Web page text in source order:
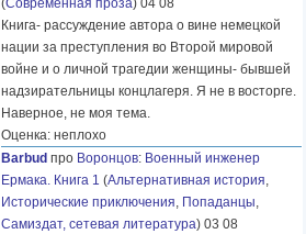
(Современная проза) 04 08
Книга- рассуждение автора о вине немецкой
нации за преступления во Второй мировой
войне и о личной трагедии женщины- бывшей
надзирательницы концлагеря. Я не в восторге.
Наверное, не моя тема.
Оценка: неплохо
Barbud про Воронцов: Военный инженер
Ермака. Книга 1 (Альтернативная история,
Исторические приключения, Попаданцы,
Самиздат, сетевая литература) 03 08